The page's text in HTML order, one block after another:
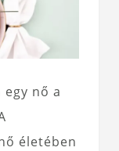
nő a
életében